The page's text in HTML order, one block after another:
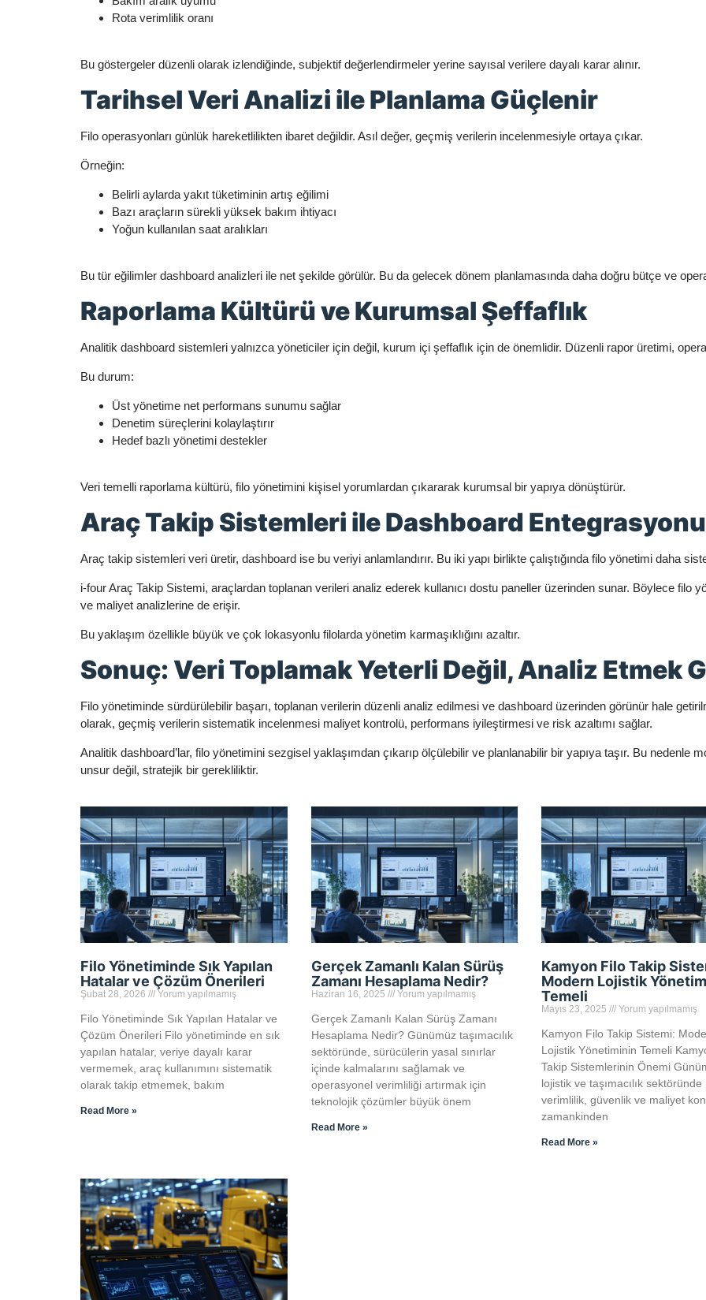
Rota verimlilik oranı
Bu göstergeler düzenli olarak izlendiğinde, subjektif değerlendirmeler yerine sayısal verilere dayalı karar alınır.
Tarihsel Veri Analizi ile Planlama Güçlenir
Filo operasyonları günlük hareketlilikten ibaret değildir. Asıl değer, geçmiş verilerin incelenmesiyle ortaya çıkar.
Örneğin:
Belirli aylarda yakıt tüketiminin artış eğilimi
Bazı araçların sürekli yüksek bakım ihtiyacı
Yoğun kullanılan saat aralıkları
Bu tür eğilimler dashboard analizleri ile net şekilde görülür. Bu da gelecek dönem planlamasında daha doğru bütçe ve
Raporlama Kültürü ve Kurumsal Şeffaflık
Analitik dashboard sistemleri yalnızca yöneticiler için değil, kurum içi şeffaflık için de önemlidir. Düzenli rapor üretimi,
Bu durum:
Üst yönetime net performans sunumu sağlar
Denetim süreçlerini kolaylaştırır
Hedef bazlı yönetimi destekler
Veri temelli raporlama kültürü, filo yönetimini kişisel yorumlardan çıkararak kurumsal bir yapıya dönüştürür.
Araç Takip Sistemleri ile Dashboard Entegrasyonu
Araç takip sistemleri veri üretir, dashboard ise bu veriyi anlamlandırır. Bu iki yapı birlikte çalıştığında filo yönetimi daha
i-four Araç Takip Sistemi, araçlardan toplanan verileri analiz ederek kullanıcı dostu paneller üzerinden sunar. Böylece filo
ve maliyet analizlerine de erişir.
Bu yaklaşım özellikle büyük ve çok lokasyonlu filolarda yönetim karmaşıklığını azaltır.
Sonuç: Veri Toplamak Yeterli Değil, Analiz Etmek
Filo yönetiminde sürdürülebilir başarı, toplanan verilerin düzenli analiz edilmesi ve dashboard üzerinden görünür hale
olarak, geçmiş verilerin sistematik incelenmesi maliyet kontrolü, performans iyileştirmesi ve risk azaltımı sağlar.
Analitik dashboard’lar, filo yönetimini sezgisel yaklaşımdan çıkarıp ölçülebilir ve planlanabilir bir yapıya taşır. Bu nedenle
unsur değil, stratejik bir gerekliliktir.
Filo Yönetiminde Sık Yapılan
Hatalar ve Çözüm Önerileri
Şubat 28, 2026 Yorum yapılmamış
Filo Yönetiminde Sık Yapılan Hatalar ve
Çözüm Önerileri Filo yönetiminde en sık
yapılan hatalar, veriye dayalı karar
vermemek, araç kullanımını sistematik
olarak takip etmemek, bakım
Read More »
Gerçek Zamanlı Kalan Sürüş
Zamanı Hesaplama Nedir?
Haziran 16, 2025 Yorum yapılmamış
Gerçek Zamanlı Kalan Sürüş Zamanı
Hesaplama Nedir? Günümüz taşımacılık
sektöründe, sürücülerin yasal sınırlar
içinde kalmalarını sağlamak ve
operasyonel verimliliği artırmak için
teknolojik çözümler büyük önem
Read More »
Kamyon Filo Takip
Modern Lojistik
Temeli
Mayıs 23, 2025 Yorum yapılmamış
Kamyon Filo Takip Sistemi:
Lojistik Yönetiminin Temeli
Takip Sistemlerinin Önemi
lojistik ve taşımacılık sektöründe
verimlilik, güvenlik ve maliyet
zamankinden
Read More »